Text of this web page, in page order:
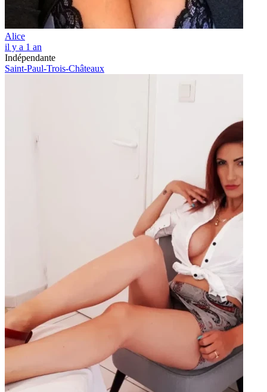
Alice
il y a 1 an
Indépendante
Saint-Paul-Trois-Châteaux